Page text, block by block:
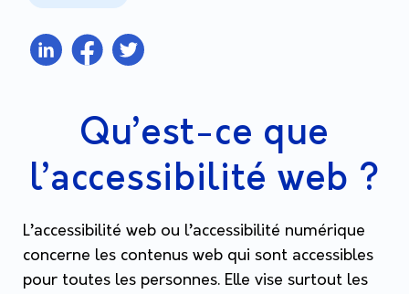
Qu’est-ce que
l’accessibilité web ?
L’accessibilité web ou l’accessibilité numérique
concerne les contenus web qui sont accessibles
pour toutes les personnes. Elle vise surtout les